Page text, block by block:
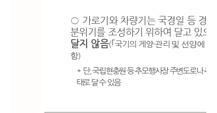
○ 가로기와 차량기는 국경일 등 경
분위기를 조성하기 위하여 달고 있으
달지 않음(｢국기의 게양·관리 및 선양에 관
항)
* 단,국립현충원 등 추모행사장 주변도로나 추
태로 달 수 있음